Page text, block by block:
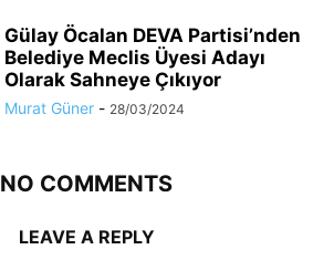
Gülay Öcalan DEVA Partisi’nden
Belediye Meclis Üyesi Adayı
Olarak Sahneye Çıkıyor
Murat Güner - 28/03/2024
NO COMMENTS
LEAVE A REPLY